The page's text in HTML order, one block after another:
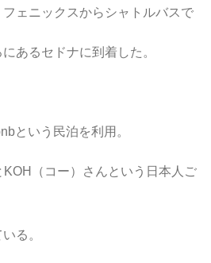
ェニックスからシャトルバスで
あるセドナに到着した。
という民泊を利用。
（コー）さんという日本人ご
る。